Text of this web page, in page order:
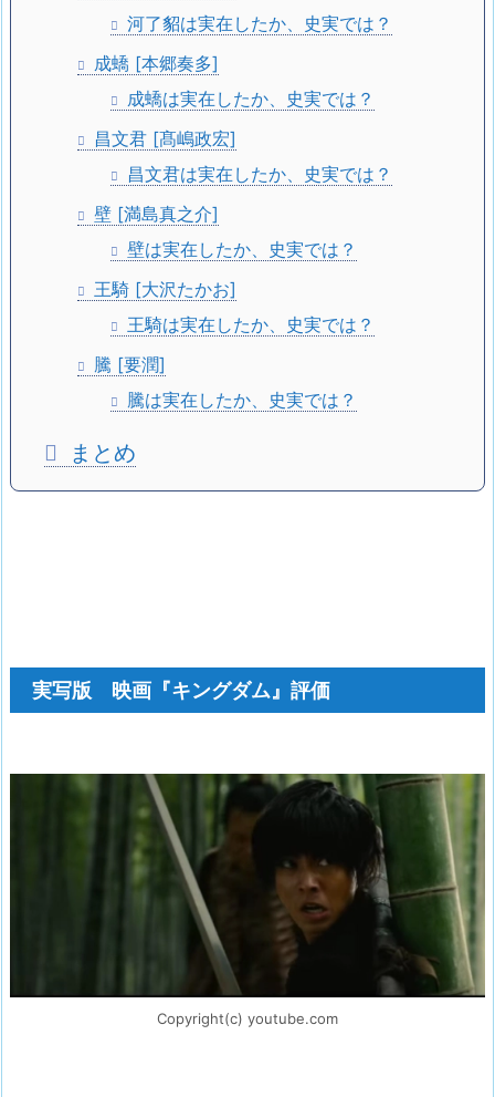
河了貂は実在したか、史実では？
成蟜 [本郷奏多]
成蟜は実在したか、史実では？
昌文君 [髙嶋政宏]
昌文君は実在したか、史実では？
壁 [満島真之介]
壁は実在したか、史実では？
王騎 [大沢たかお]
王騎は実在したか、史実では？
騰 [要潤]
騰は実在したか、史実では？
まとめ
実写版 映画『キングダム』評価
Copyright(c) youtube.com